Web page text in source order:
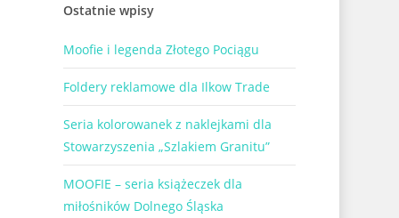
Ostatnie wpisy
Moofie i legenda Złotego Pociągu
Foldery reklamowe dla Ilkow Trade
Seria kolorowanek z naklejkami dla
Stowarzyszenia „Szlakiem Granitu”
MOOFIE – seria książeczek dla
miłośników Dolnego Śląska